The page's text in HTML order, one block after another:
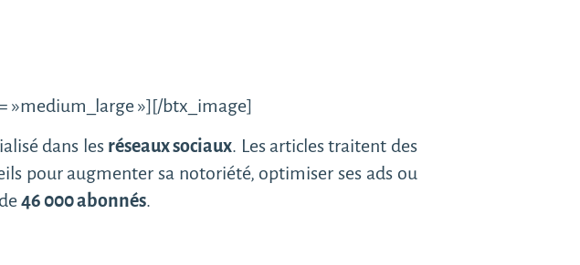
»medium_large »][/btx_image]
dans les réseaux sociaux. Les articles traitent des
pour augmenter sa notoriété, optimiser ses ads ou
46 000 abonnés.